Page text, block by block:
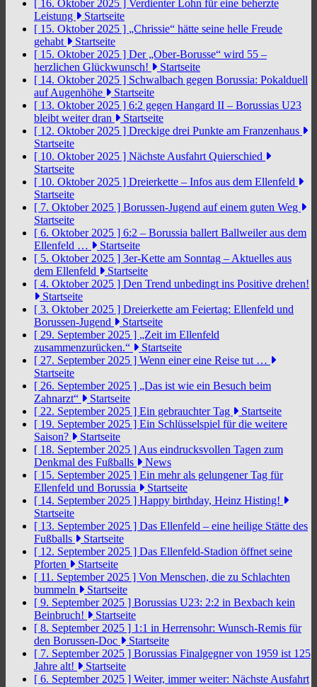
[ 16. Oktober 2025 ] Verdienter Lohn für eine beherzte
Leistung
Startseite
[ 15. Oktober 2025 ] „Chrissie“ hätte seine helle Freude
gehabt
Startseite
[ 15. Oktober 2025 ] Der „Ober-Borusse“ wird 55 –
herzlichen Glückwunsch!
Startseite
[ 14. Oktober 2025 ] Schwalbach gegen Borussia: Pokalduell
auf Augenhöhe
Startseite
[ 13. Oktober 2025 ] 6:2 gegen Hangard II – Borussias U23
bleibt weiter dran
Startseite
[ 12. Oktober 2025 ] Dreckige drei Punkte am Franzenhaus
Startseite
[ 10. Oktober 2025 ] Nächste Ausfahrt Quierschied
Startseite
[ 10. Oktober 2025 ] Dreierkette – Infos aus dem Ellenfeld
Startseite
[ 7. Oktober 2025 ] Borussen-Jugend auf einem guten Weg
Startseite
[ 6. Oktober 2025 ] 6:2 – Borussia ballert Ballweiler aus dem
Ellenfeld …
Startseite
[ 5. Oktober 2025 ] 3er-Kette am Sonntag – Aktuelles aus
dem Ellenfeld
Startseite
[ 4. Oktober 2025 ] Den Trend unbedingt ins Positive drehen!
Startseite
[ 3. Oktober 2025 ] Dreierkette am Feiertag: Ellenfeld und
Borussen-Jugend
Startseite
[ 29. September 2025 ] „Zeit im Ellenfeld
zusammenzurücken.“
Startseite
[ 27. September 2025 ] Wenn einer eine Reise tut …
Startseite
[ 26. September 2025 ] „Das ist wie ein Besuch beim
Zahnarzt“
Startseite
[ 22. September 2025 ] Ein gebrauchter Tag
Startseite
[ 19. September 2025 ] Ein Schlüsselspiel für die weitere
Saison?
Startseite
[ 18. September 2025 ] Aus eindrucksvollen Tagen zum
Denkmal des Fußballs
News
[ 15. September 2025 ] Ein mehr als gelungener Tag für
Ellenfeld und Borussia
Startseite
[ 14. September 2025 ] Happy birthday, Heinz Histing!
Startseite
[ 13. September 2025 ] Das Ellenfeld – eine heilige Stätte des
Fußballs
Startseite
[ 12. September 2025 ] Das Ellenfeld-Stadion öffnet seine
Pforten
Startseite
[ 11. September 2025 ] Von Menschen, die zu Schlachten
bummeln
Startseite
[ 9. September 2025 ] Borussias U23: 2:2 in Bexbach kein
Beinbruch!
Startseite
[ 8. September 2025 ] 1:1 in Herrensohr: Wunsch-Remis für
den Borussen-Doc
Startseite
[ 7. September 2025 ] Borussias Finalgegner von 1959 ist 125
Jahre alt!
Startseite
[ 6. September 2025 ] Weiter, immer weiter: Nächste Ausfahrt